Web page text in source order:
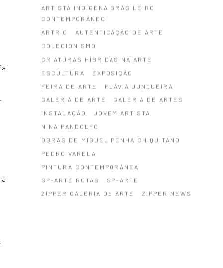
a
ARTISTA INDÍGENA BRASILEIRO
CONTEMPORÂNEO
ARTRIO
AUTENTICAÇÃO DE ARTE
COLECIONISMO
CRIATURAS HÍBRIDAS NA ARTE
ESCULTURA
EXPOSIÇÃO
FEIRA DE ARTE
FLÁVIA JUNQUEIRA
GALERIA DE ARTE
GALERIA DE ARTES
INSTALAÇÃO
JOVEM ARTISTA
NINA PANDOLFO
OBRAS DE MIGUEL PENHA CHIQUITANO
PEDRO VARELA
PINTURA CONTEMPORÂNEA
SP-ARTE ROTAS
SP–ARTE
ZIPPER GALERIA DE ARTE
ZIPPER NEWS